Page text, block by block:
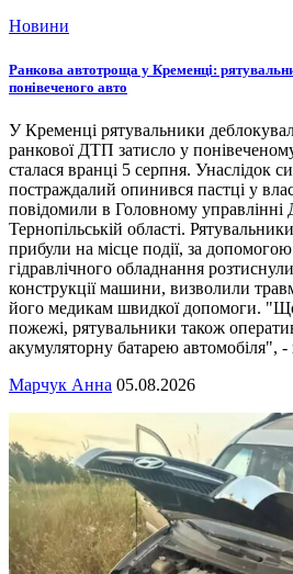
Новини
Ранкова автотроща у Кременці:
понівеченого авто
У Кременці рятувальники
ранкової ДТП затисло у
сталася вранці 5 серпня. Унаслідок
постраждалий опинився пастці у
повідомили в Головному
Тернопільській області.
прибули на місце події, за
гідравлічного обладнання
конструкції машини, визволили
його медикам швидкої допомоги.
пожежі, рятувальники також
акумуляторну батарею автомобіля", -
Марчук Анна 05.08.2026